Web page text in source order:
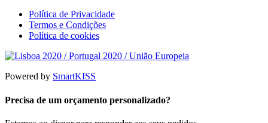
Política de Privacidade
Termos e Condições
Política de cookies
Powered by SmartKISS
Precisa de um orçamento personalizado?